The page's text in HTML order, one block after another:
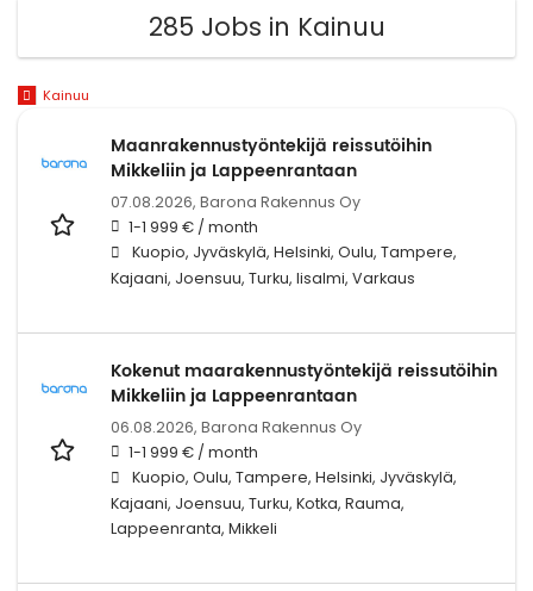
285 Jobs in Kainuu
Kainuu
Maanrakennustyöntekijä reissutöihin
Mikkeliin ja Lappeenrantaan
07.08.2026, Barona Rakennus Oy
1-1 999 € / month
Kuopio, Jyväskylä, Helsinki, Oulu, Tampere,
Kajaani, Joensuu, Turku, Iisalmi, Varkaus
Kokenut maarakennustyöntekijä reissutöihin
Mikkeliin ja Lappeenrantaan
06.08.2026, Barona Rakennus Oy
1-1 999 € / month
Kuopio, Oulu, Tampere, Helsinki, Jyväskylä,
Kajaani, Joensuu, Turku, Kotka, Rauma,
Lappeenranta, Mikkeli